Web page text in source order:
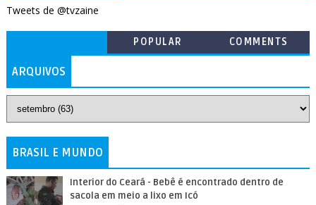
Tweets de @tvzaine
POPULAR COMMENTS
ARQUIVOS
BRASIL E MUNDO
Interior do Ceará - Bebê é encontrado dentro de
sacola em meio a lixo em Icó